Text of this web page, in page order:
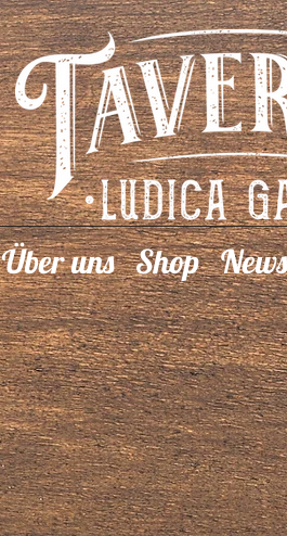
Über uns Shop News